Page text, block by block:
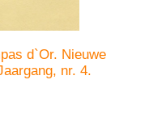
d`Or. Nieuwe
nr. 4.